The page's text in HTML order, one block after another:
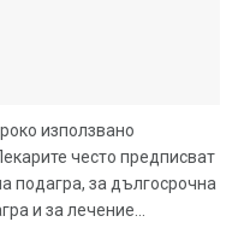
използвано
често предписват
подагра, за дългосрочна
и за лечение...